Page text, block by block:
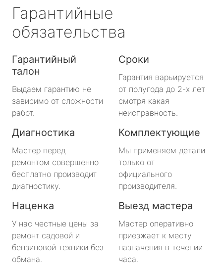
Гарантийные
обязательства
Гарантийный
талон
Выдаем гарантию не
зависимо от сложности
работ.
Сроки
Гарантия варьируется
от полугода до 2-х лет
смотря какая
неисправность.
Диагностика
Мастер перед
ремонтом совершенно
бесплатно производит
диагностику.
Комплектующие
Мы применяем детали
только от
официального
производителя.
Наценка
У нас честные цены за
ремонт садовой и
бензиновой техники без
обмана.
Выезд мастера
Мастер оперативно
приезжает к месту
назначения в течении
часа.